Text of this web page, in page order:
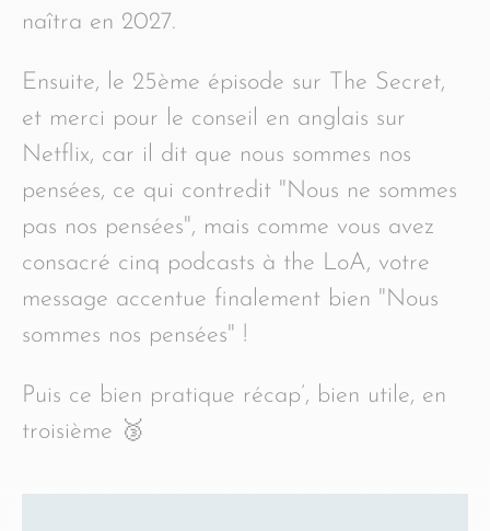
naîtra en 2027.
Ensuite, le 25ème épisode sur The Secret,
et merci pour le conseil en anglais sur
Netflix, car il dit que nous sommes nos
pensées, ce qui contredit "Nous ne sommes
pas nos pensées", mais comme vous avez
consacré cinq podcasts à the LoA, votre
message accentue finalement bien "Nous
sommes nos pensées" !
Puis ce bien pratique récap’, bien utile, en
troisième 🥉